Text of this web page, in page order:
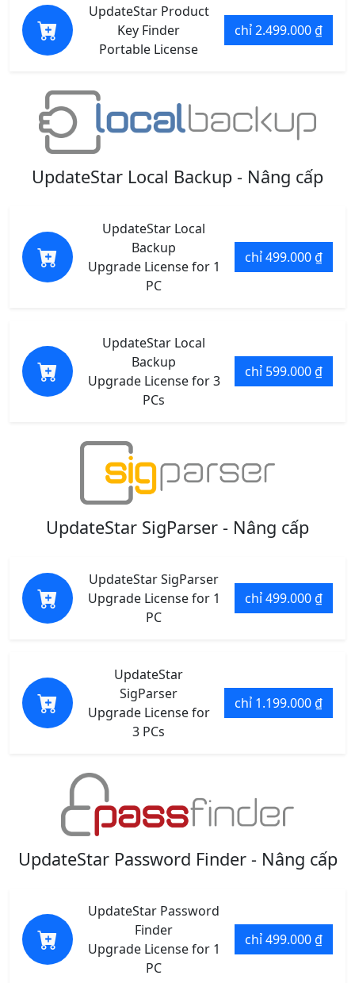
UpdateStar Product
Key Finder
Portable License
chỉ 2.499.000 ₫
UpdateStar Local Backup - Nâng cấp
UpdateStar Local
Backup
Upgrade License for 1
PC
chỉ 499.000 ₫
UpdateStar Local
Backup
Upgrade License for 3
PCs
chỉ 599.000 ₫
UpdateStar SigParser - Nâng cấp
UpdateStar SigParser
Upgrade License for 1
PC
chỉ 499.000 ₫
UpdateStar
SigParser
Upgrade License for
3 PCs
chỉ 1.199.000 ₫
UpdateStar Password Finder - Nâng cấp
UpdateStar Password
Finder
Upgrade License for 1
PC
chỉ 499.000 ₫